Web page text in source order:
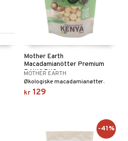
Mother Earth
Macadamianötter Premium
RAW&EKO
MOTHER EARTH
Økologiske macadamianøtter.
kr 129
-41%